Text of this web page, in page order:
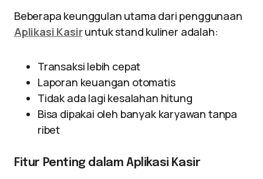
Beberapa keunggulan utama dari penggunaan
Aplikasi Kasiruntuk stand kuliner adalah:
Transaksi lebih cepat
Laporan keuangan otomatis
Tidak ada lagi kesalahan hitung
Bisa dipakai oleh banyak karyawan tanpa
ribet
Fitur Penting dalam Aplikasi Kasir